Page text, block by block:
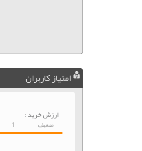
امتیاز کاربران
ارزش خرید :
ضعیف 1